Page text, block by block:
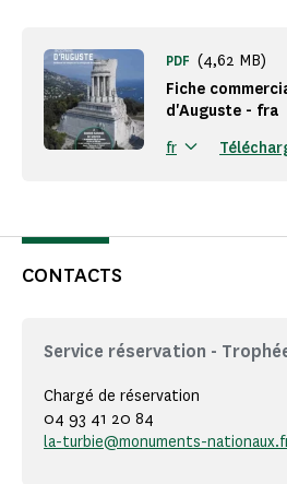
Fiche
d'Auguste - fra
PDF (4,62 MB)
fr
CONTACTS
Service réservation -
Chargé de réservation
04 93 41 20 84
la-turbie@monuments-